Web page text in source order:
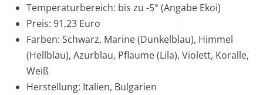
Temperaturbereich: bis zu -5° (Angabe Ekoi)
Preis: 91,23 Euro
Farben: Schwarz, Marine (Dunkelblau), Himmel
(Hellblau), Azurblau, Pflaume (Lila), Violett, Koralle,
Weiß
Herstellung: Italien, Bulgarien